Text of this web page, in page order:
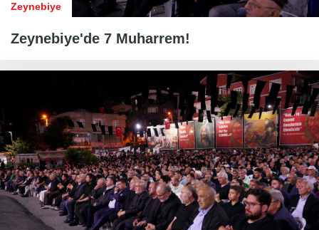
Zeynebiye
Zeynebiye'de 7 Muharrem!